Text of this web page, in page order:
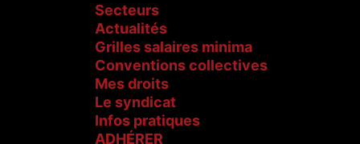
Secteurs
Actualités
Grilles salaires minima
Conventions collectives
Mes droits
Le syndicat
Infos pratiques
ADHÉRER